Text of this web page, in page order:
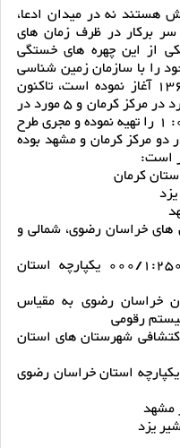
هستند نه در میدان ادعا،
سر برکار در ظرف زمان های
از این چهره های خستگی
را با سازمان زمین شناسی
و اکتشافات معدنی کشور از سال 1361 آغاز نموده است، تاکنون
16 برگ نقشه 000/100: 1 (11 مورد در مرکز کرمان و 5 مورد در
مرکز مشهد) یک عدد نقشه 000/250: 1 را تهیه نموده و مجری طرح
مرکز کرمان و مشهد بوده
است:
های خراسان رضوی، شمالی و
5. طرح تهیه نقشه زمین شناسی 000/1:250 یکپارچه استان
خراسان رضوی به مقیاس
شهرستان های استان
استان خراسان رضوی